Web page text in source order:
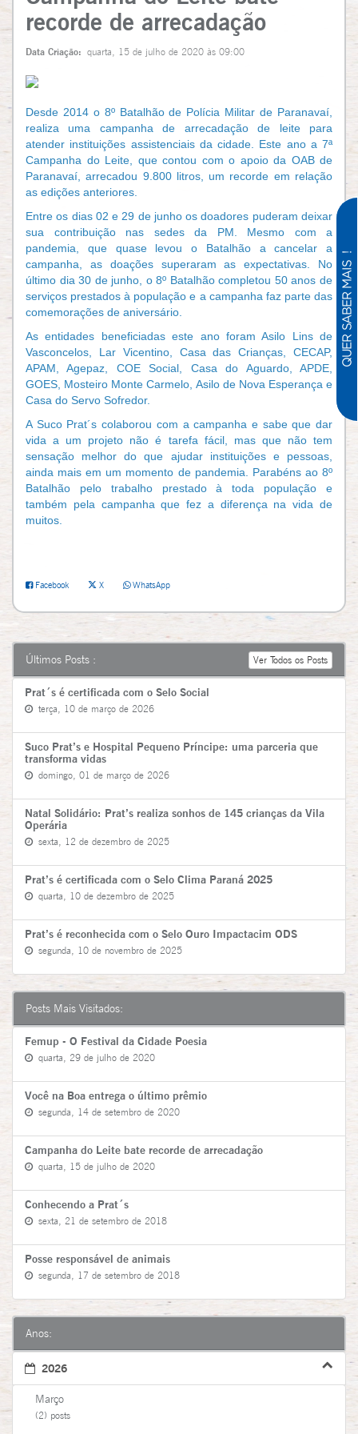
recorde de arrecadação
Data Criação: quarta, 15 de julho de 2020 às 09:00
Desde 2014 o 8º Batalhão de Polícia Militar de Paranavaí,
realiza uma campanha de arrecadação de leite para
atender instituições assistenciais da cidade. Este ano a 7ª
Campanha do Leite, que contou com o apoio da OAB de
Paranavaí, arrecadou 9.800 litros, um recorde em relação
as edições anteriores.
Entre os dias 02 e 29 de junho os doadores puderam deixar
sua contribuição nas sedes da PM. Mesmo com a
pandemia, que quase levou o Batalhão a cancelar a
campanha, as doações superaram as expectativas. No
último dia 30 de junho, o 8º Batalhão completou 50 anos de
serviços prestados à população e a campanha faz parte das
comemorações de aniversário.
As entidades beneficiadas este ano foram Asilo Lins de
Vasconcelos, Lar Vicentino, Casa das Crianças, CECAP,
APAM, Agepaz, COE Social, Casa do Aguardo, APDE,
GOES, Mosteiro Monte Carmelo, Asilo de Nova Esperança e
Casa do Servo Sofredor.
A Suco Prat´s colaborou com a campanha e sabe que dar
vida a um projeto não é tarefa fácil, mas que não tem
sensação melhor do que ajudar instituições e pessoas,
ainda mais em um momento de pandemia. Parabéns ao 8º
Batalhão pelo trabalho prestado à toda população e
também pela campanha que fez a diferença na vida de
muitos.
Facebook X WhatsApp
Últimos Posts : Ver Todos os Posts
Prat´s é certificada com o Selo Social
terça, 10 de março de 2026
Suco Prat’s e Hospital Pequeno Príncipe: uma parceria que
transforma vidas
domingo, 01 de março de 2026
Natal Solidário: Prat’s realiza sonhos de 145 crianças da Vila
Operária
sexta, 12 de dezembro de 2025
Prat’s é certificada com o Selo Clima Paraná 2025
quarta, 10 de dezembro de 2025
Prat’s é reconhecida com o Selo Ouro Impactacim ODS
segunda, 10 de novembro de 2025
Posts Mais Visitados:
Femup - O Festival da Cidade Poesia
quarta, 29 de julho de 2020
Você na Boa entrega o último prêmio
segunda, 14 de setembro de 2020
Campanha do Leite bate recorde de arrecadação
quarta, 15 de julho de 2020
Conhecendo a Prat´s
sexta, 21 de setembro de 2018
Posse responsável de animais
segunda, 17 de setembro de 2018
Anos:
2026
Março
(2) posts